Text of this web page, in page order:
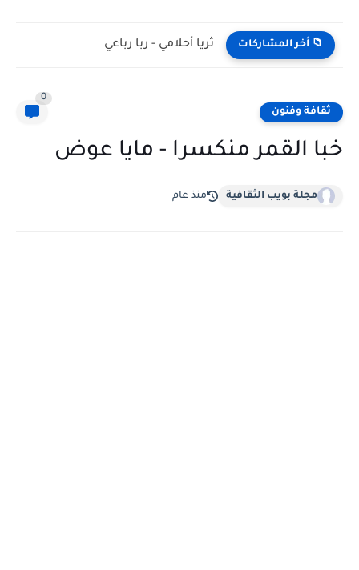
📁 أخر المشاركات ثريا أحلامي - ربا رباعي
ثقافة وفنون
0
خبا القمر منكسرا - مايا عوض
مجلة بويب الثقافية منذ عام